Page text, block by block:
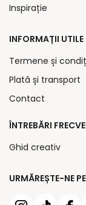
URMĂREȘTE-NE
Inspirație
INFORMAȚII UTILE
Termene și
Plată și transport
Contact
ÎNTREBĂRI
Ghid creativ